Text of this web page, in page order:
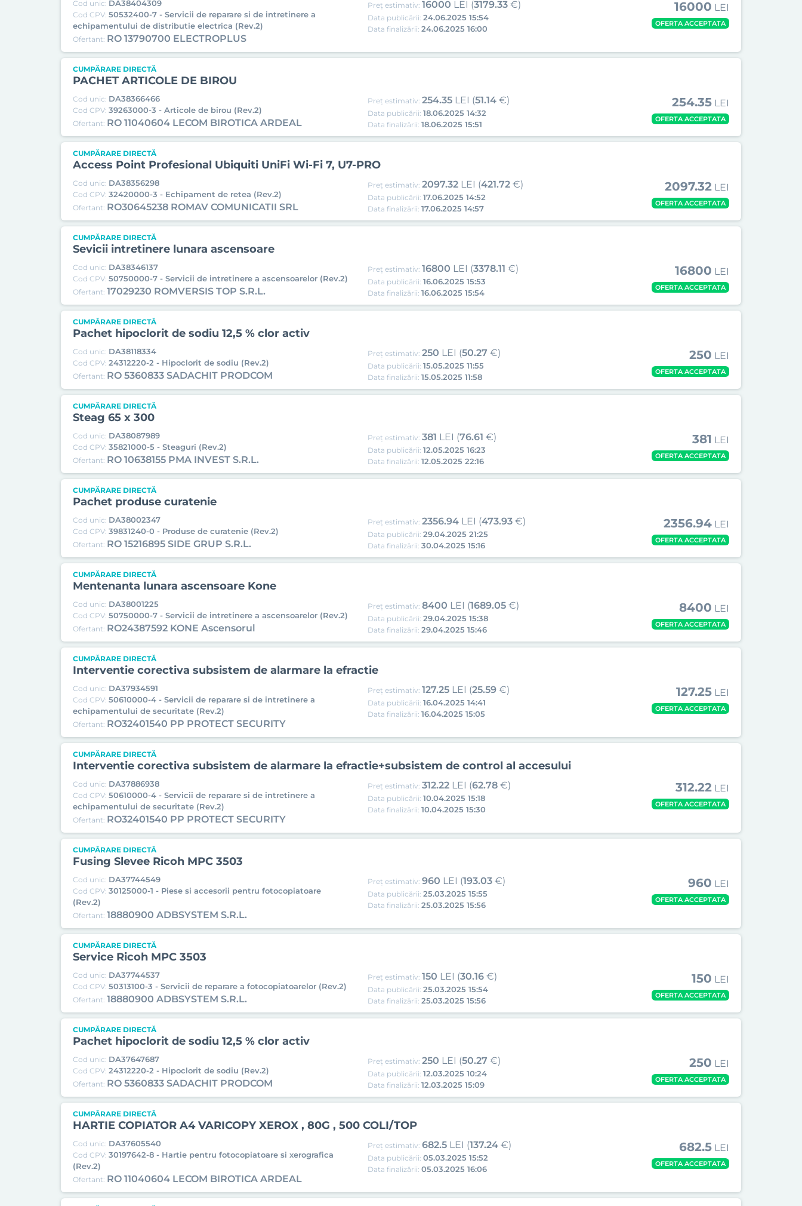
Cod unic: DA38404309
Cod CPV: 50532400-7 - Servicii de reparare si de intretinere a
echipamentului de distributie electrica (Rev.2)
Ofertant: RO 13790700 ELECTROPLUS
Preț estimativ:16000 LEI (3179.33 €)
Data publicării:24.06.2025 15:54
Data finalizării:24.06.2025 16:00
16000 LEI
OFERTA ACCEPTATA
CUMPĂRARE DIRECTĂ
PACHET ARTICOLE DE BIROU
Cod unic: DA38366466
Cod CPV: 39263000-3 - Articole de birou (Rev.2)
Ofertant: RO 11040604 LECOM BIROTICA ARDEAL
Preț estimativ:254.35 LEI (51.14 €)
Data publicării:18.06.2025 14:32
Data finalizării:18.06.2025 15:51
254.35 LEI
OFERTA ACCEPTATA
CUMPĂRARE DIRECTĂ
Access Point Profesional Ubiquiti UniFi Wi-Fi 7, U7-PRO
Cod unic: DA38356298
Cod CPV: 32420000-3 - Echipament de retea (Rev.2)
Ofertant: RO30645238 ROMAV COMUNICATII SRL
Preț estimativ:2097.32 LEI (421.72 €)
Data publicării:17.06.2025 14:52
Data finalizării:17.06.2025 14:57
2097.32 LEI
OFERTA ACCEPTATA
CUMPĂRARE DIRECTĂ
Sevicii intretinere lunara ascensoare
Cod unic: DA38346137
Cod CPV: 50750000-7 - Servicii de intretinere a ascensoarelor (Rev.2)
Ofertant: 17029230 ROMVERSIS TOP S.R.L.
Preț estimativ:16800 LEI (3378.11 €)
Data publicării:16.06.2025 15:53
Data finalizării:16.06.2025 15:54
16800 LEI
OFERTA ACCEPTATA
CUMPĂRARE DIRECTĂ
Pachet hipoclorit de sodiu 12,5 % clor activ
Cod unic: DA38118334
Cod CPV: 24312220-2 - Hipoclorit de sodiu (Rev.2)
Ofertant: RO 5360833 SADACHIT PRODCOM
Preț estimativ:250 LEI (50.27 €)
Data publicării:15.05.2025 11:55
Data finalizării:15.05.2025 11:58
250 LEI
OFERTA ACCEPTATA
CUMPĂRARE DIRECTĂ
Steag 65 x 300
Cod unic: DA38087989
Cod CPV: 35821000-5 - Steaguri (Rev.2)
Ofertant: RO 10638155 PMA INVEST S.R.L.
Preț estimativ:381 LEI (76.61 €)
Data publicării:12.05.2025 16:23
Data finalizării:12.05.2025 22:16
381 LEI
OFERTA ACCEPTATA
CUMPĂRARE DIRECTĂ
Pachet produse curatenie
Cod unic: DA38002347
Cod CPV: 39831240-0 - Produse de curatenie (Rev.2)
Ofertant: RO 15216895 SIDE GRUP S.R.L.
Preț estimativ:2356.94 LEI (473.93 €)
Data publicării:29.04.2025 21:25
Data finalizării:30.04.2025 15:16
2356.94 LEI
OFERTA ACCEPTATA
CUMPĂRARE DIRECTĂ
Mentenanta lunara ascensoare Kone
Cod unic: DA38001225
Cod CPV: 50750000-7 - Servicii de intretinere a ascensoarelor (Rev.2)
Ofertant: RO24387592 KONE Ascensorul
Preț estimativ:8400 LEI (1689.05 €)
Data publicării:29.04.2025 15:38
Data finalizării:29.04.2025 15:46
8400 LEI
OFERTA ACCEPTATA
CUMPĂRARE DIRECTĂ
Interventie corectiva subsistem de alarmare la efractie
Cod unic: DA37934591
Cod CPV: 50610000-4 - Servicii de reparare si de intretinere a
echipamentului de securitate (Rev.2)
Ofertant: RO32401540 PP PROTECT SECURITY
Preț estimativ:127.25 LEI (25.59 €)
Data publicării:16.04.2025 14:41
Data finalizării:16.04.2025 15:05
127.25 LEI
OFERTA ACCEPTATA
CUMPĂRARE DIRECTĂ
Interventie corectiva subsistem de alarmare la efractie+subsistem de control al accesului
Cod unic: DA37886938
Cod CPV: 50610000-4 - Servicii de reparare si de intretinere a
echipamentului de securitate (Rev.2)
Ofertant: RO32401540 PP PROTECT SECURITY
Preț estimativ:312.22 LEI (62.78 €)
Data publicării:10.04.2025 15:18
Data finalizării:10.04.2025 15:30
312.22 LEI
OFERTA ACCEPTATA
CUMPĂRARE DIRECTĂ
Fusing Slevee Ricoh MPC 3503
Cod unic: DA37744549
Cod CPV: 30125000-1 - Piese si accesorii pentru fotocopiatoare
(Rev.2)
Ofertant: 18880900 ADBSYSTEM S.R.L.
Preț estimativ:960 LEI (193.03 €)
Data publicării:25.03.2025 15:55
Data finalizării:25.03.2025 15:56
960 LEI
OFERTA ACCEPTATA
CUMPĂRARE DIRECTĂ
Service Ricoh MPC 3503
Cod unic: DA37744537
Cod CPV: 50313100-3 - Servicii de reparare a fotocopiatoarelor (Rev.2)
Ofertant: 18880900 ADBSYSTEM S.R.L.
Preț estimativ:150 LEI (30.16 €)
Data publicării:25.03.2025 15:54
Data finalizării:25.03.2025 15:56
150 LEI
OFERTA ACCEPTATA
CUMPĂRARE DIRECTĂ
Pachet hipoclorit de sodiu 12,5 % clor activ
Cod unic: DA37647687
Cod CPV: 24312220-2 - Hipoclorit de sodiu (Rev.2)
Ofertant: RO 5360833 SADACHIT PRODCOM
Preț estimativ:250 LEI (50.27 €)
Data publicării:12.03.2025 10:24
Data finalizării:12.03.2025 15:09
250 LEI
OFERTA ACCEPTATA
CUMPĂRARE DIRECTĂ
HARTIE COPIATOR A4 VARICOPY XEROX , 80G , 500 COLI/TOP
Cod unic: DA37605540
Cod CPV: 30197642-8 - Hartie pentru fotocopiatoare si xerografica
(Rev.2)
Ofertant: RO 11040604 LECOM BIROTICA ARDEAL
Preț estimativ:682.5 LEI (137.24 €)
Data publicării:05.03.2025 15:52
Data finalizării:05.03.2025 16:06
682.5 LEI
OFERTA ACCEPTATA